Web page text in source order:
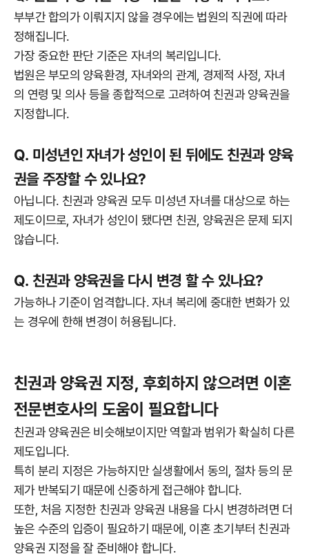
부부간 합의가 이뤄지지 않을 경우에는 법원의 직권에 따라
정해집니다.
가장 중요한 판단 기준은 자녀의 복리입니다.
법원은 부모의 양육환경, 자녀와의 관계, 경제적 사정, 자녀
의 연령 및 의사 등을 종합적으로 고려하여 친권과 양육권을
지정합니다.
Q. 미성년인 자녀가 성인이 된 뒤에도 친권과 양육
권을 주장할 수 있나요?
아닙니다. 친권과 양육권 모두 미성년 자녀를 대상으로 하는
제도이므로, 자녀가 성인이 됐다면 친권, 양육권은 문제 되지
않습니다.
Q. 친권과 양육권을 다시 변경 할 수 있나요?
가능하나 기준이 엄격합니다. 자녀 복리에 중대한 변화가 있
는 경우에 한해 변경이 허용됩니다.
친권과 양육권 지정, 후회하지 않으려면 이혼
전문변호사의 도움이 필요합니다
친권과 양육권은 비슷해보이지만 역할과 범위가 확실히 다른
제도입니다.
특히 분리 지정은 가능하지만 실생활에서 동의, 절차 등의 문
제가 반복되기 때문에 신중하게 접근해야 합니다.
또한, 처음 지정한 친권과 양육권 내용을 다시 변경하려면 더
높은 수준의 입증이 필요하기 때문에, 이혼 초기부터 친권과
양육권 지정을 잘 준비해야 합니다.